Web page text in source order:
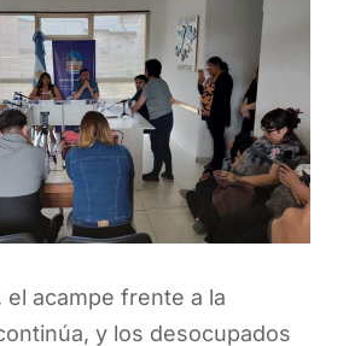
acampe frente a la
y los desocupados